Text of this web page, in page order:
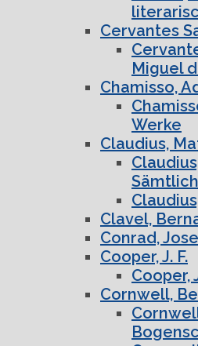
Cervantes
Miguel
Chamisso,
Werke
Claudius,
Clavel,
Conrad,
Cooper, J. F.
Cooper,
Cornwell,